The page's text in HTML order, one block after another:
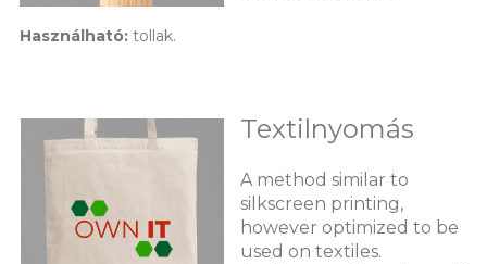
Használható:tollak.
Textilnyomás
A method similar to
silkscreen printing,
however optimized to be
used on textiles.